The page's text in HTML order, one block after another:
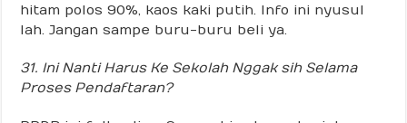
hitam polos 90%, kaos kaki putih. Info ini nyusul
lah. Jangan sampe buru-buru beli ya.
31. Ini Nanti Harus Ke Sekolah Nggak sih Selama
Proses Pendaftaran?